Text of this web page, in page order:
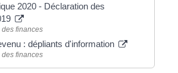
2020 - Déclaration des
finances
: dépliants d'information
finances